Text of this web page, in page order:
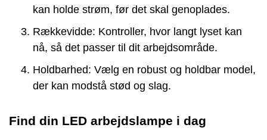
kan holde strøm, før det skal genoplades.
Rækkevidde: Kontroller, hvor langt lyset kan
nå, så det passer til dit arbejdsområde.
Holdbarhed: Vælg en robust og holdbar model,
der kan modstå stød og slag.
Find din LED arbejdslampe i dag